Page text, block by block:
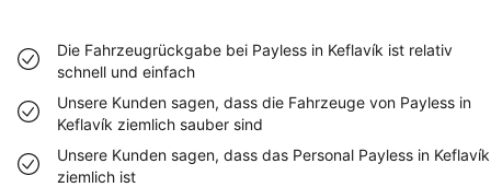
Die Fahrzeugrückgabe bei Payless in Keflavík ist relativ
schnell und einfach
Unsere Kunden sagen, dass die Fahrzeuge von Payless in
Keflavík ziemlich sauber sind
Unsere Kunden sagen, dass das Personal Payless in Keflavík
ziemlich ist